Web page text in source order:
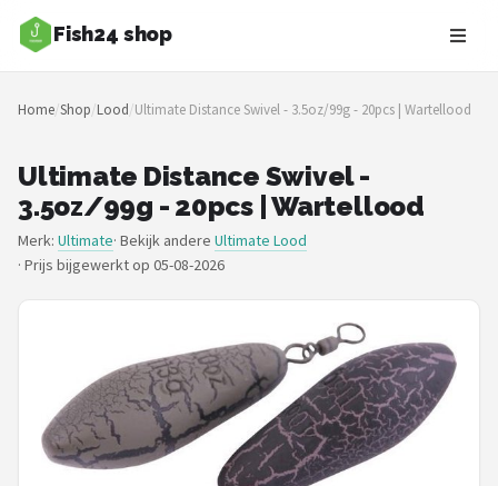
Fish24 shop
Zoeken
NAVIGATIE
Merken
Blog
Hengels
Molens
Home/Shop/Lood/Ultimate Distance Swivel - 3.5oz/99g - 20pcs | Wartellood
Ultimate Distance Swivel -
3.5oz/99g - 20pcs | Wartellood
Merk: Ultimate· Bekijk andere Ultimate Lood
· Prijs bijgewerkt op 05-08-2026